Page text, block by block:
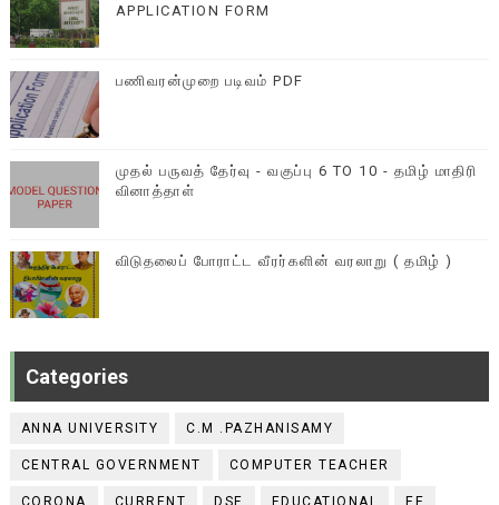
APPLICATION FORM
பணிவரன்முறை படிவம் PDF
முதல் பருவத் தேர்வு - வகுப்பு 6 TO 10 - தமிழ் மாதிரி
வினாத்தாள்
விடுதலைப் போராட்ட வீரர்களின் வரலாறு ( தமிழ் )
Categories
ANNA UNIVERSITY C.M .PAZHANISAMY
CENTRAL GOVERNMENT COMPUTER TEACHER
CORONA CURRENT DSE EDUCATIONAL EE